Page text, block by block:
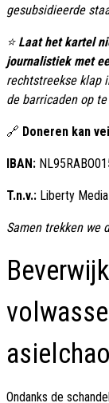
gesubsidieerde
⭐ Laat het kartel
journalistiek met
rechtstreekse klap
de barricaden op
🔗 Doneren kan
IBAN:
T.n.v.: Liberty Media
Samen trekken we
Ondanks de